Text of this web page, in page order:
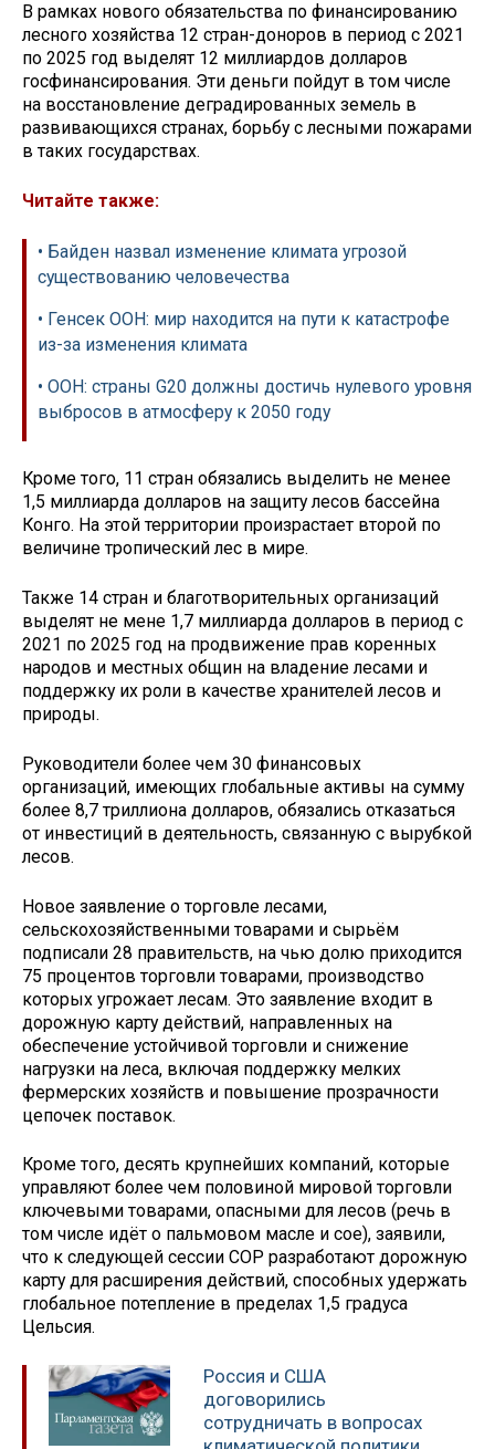
В рамках нового обязательства по финансированию
лесного хозяйства 12 стран-доноров в период с 2021
по 2025 год выделят 12 миллиардов долларов
госфинансирования. Эти деньги пойдут в том числе
на восстановление деградированных земель в
развивающихся странах, борьбу с лесными пожарами
в таких государствах.
Читайте также:
• Байден назвал изменение климата угрозой
существованию человечества
• Генсек ООН: мир находится на пути к катастрофе
из-за изменения климата
• ООН: страны G20 должны достичь нулевого уровня
выбросов в атмосферу к 2050 году
Кроме того, 11 стран обязались выделить не менее
1,5 миллиарда долларов на защиту лесов бассейна
Конго. На этой территории произрастает второй по
величине тропический лес в мире.
Также 14 стран и благотворительных организаций
выделят не мене 1,7 миллиарда долларов в период с
2021 по 2025 год на продвижение прав коренных
народов и местных общин на владение лесами и
поддержку их роли в качестве хранителей лесов и
природы.
Руководители более чем 30 финансовых
организаций, имеющих глобальные активы на сумму
более 8,7 триллиона долларов, обязались отказаться
от инвестиций в деятельность, связанную с вырубкой
лесов.
Новое заявление о торговле лесами,
сельскохозяйственными товарами и сырьём
подписали 28 правительств, на чью долю приходится
75 процентов торговли товарами, производство
которых угрожает лесам. Это заявление входит в
дорожную карту действий, направленных на
обеспечение устойчивой торговли и снижение
нагрузки на леса, включая поддержку мелких
фермерских хозяйств и повышение прозрачности
цепочек поставок.
Кроме того, десять крупнейших компаний, которые
управляют более чем половиной мировой торговли
ключевыми товарами, опасными для лесов (речь в
том числе идёт о пальмовом масле и сое), заявили,
что к следующей сессии СОР разработают дорожную
карту для расширения действий, способных удержать
глобальное потепление в пределах 1,5 градуса
Цельсия.
Россия и США
договорились
сотрудничать в вопросах